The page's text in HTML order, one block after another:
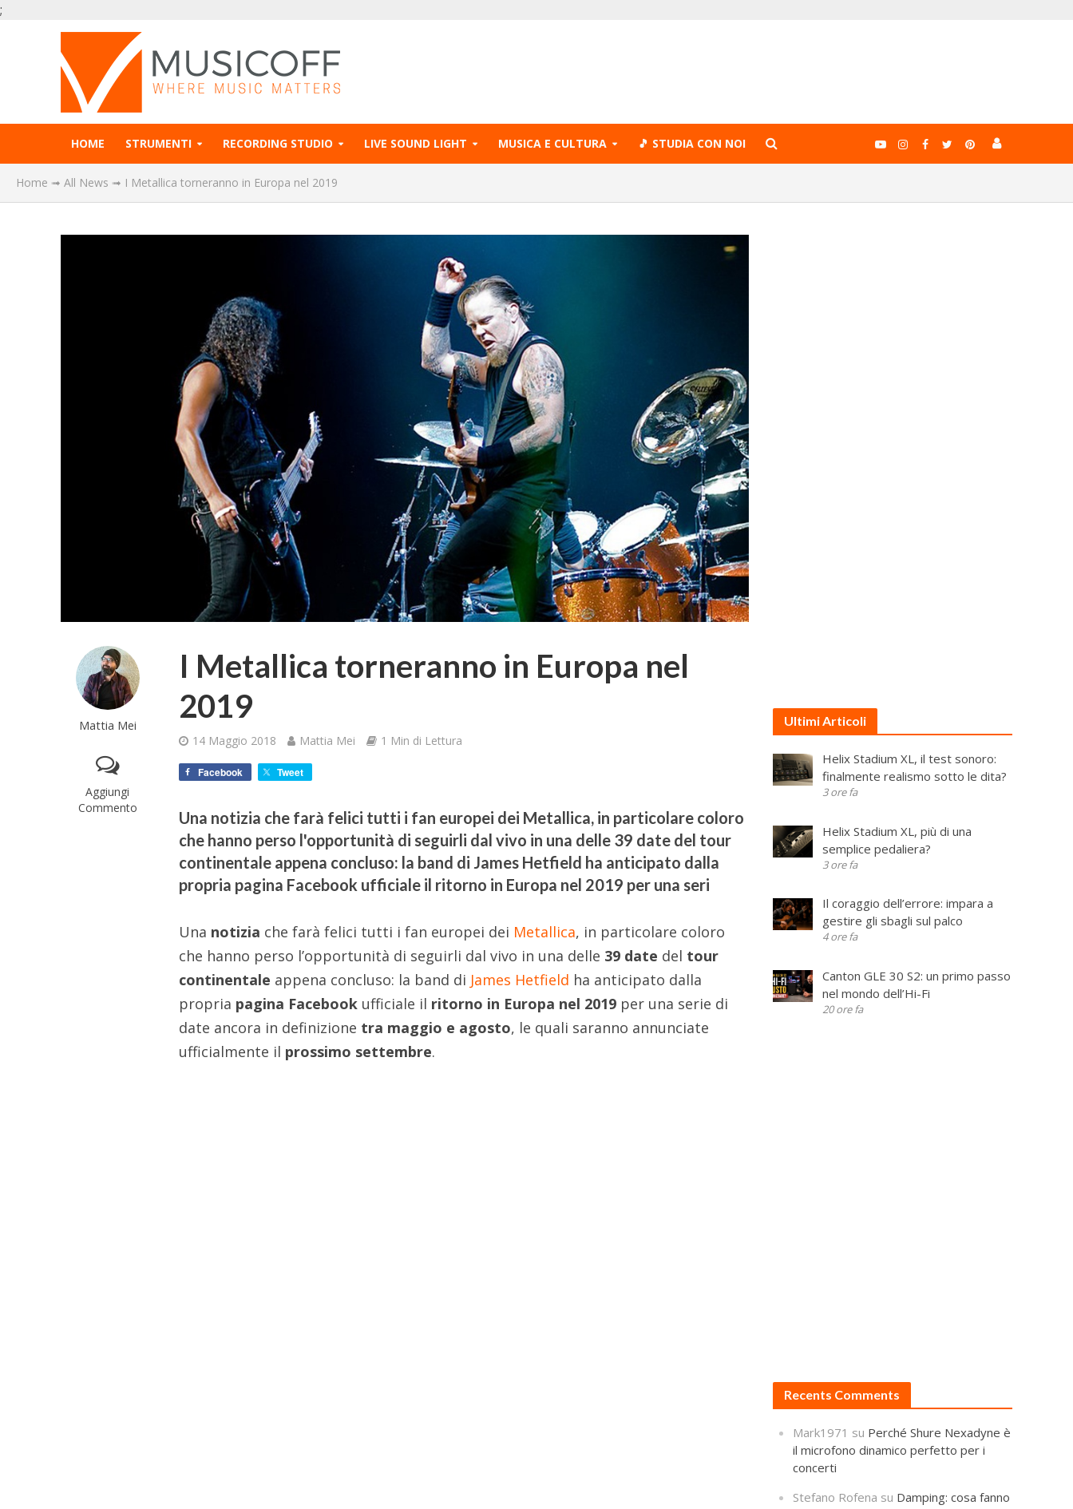
;
HOME STRUMENTI RECORDING STUDIO LIVE SOUND LIGHT MUSICA E CULTURA 🎵 STUDIA CON NOI
Home ➟ All News ➟ I Metallica torneranno in Europa nel 2019
Mattia Mei
Aggiungi
Commento
I Metallica torneranno in Europa nel
2019
14 Maggio 2018 Mattia Mei 1 Min di Lettura
Facebook Tweet
Una notizia che farà felici tutti i fan europei dei Metallica, in particolare coloro
che hanno perso l'opportunità di seguirli dal vivo in una delle 39 date del tour
continentale appena concluso: la band di James Hetfield ha anticipato dalla
propria pagina Facebook ufficiale il ritorno in Europa nel 2019 per una seri
Una notizia che farà felici tutti i fan europei dei Metallica, in particolare coloro
che hanno perso l’opportunità di seguirli dal vivo in una delle 39 date del tour
continentale appena concluso: la band di James Hetfield ha anticipato dalla
propria pagina Facebook ufficiale il ritorno in Europa nel 2019 per una serie di
date ancora in definizione tra maggio e agosto, le quali saranno annunciate
ufficialmente il prossimo settembre.
Ultimi Articoli
Helix Stadium XL, il test sonoro:
finalmente realismo sotto le dita?
3 ore fa
Helix Stadium XL, più di una
semplice pedaliera?
3 ore fa
Il coraggio dell’errore: impara a
gestire gli sbagli sul palco
4 ore fa
Canton GLE 30 S2: un primo passo
nel mondo dell’Hi-Fi
20 ore fa
Recents Comments
Mark1971 su Perché Shure Nexadyne è
il microfono dinamico perfetto per i
concerti
Stefano Rofena su Damping: cosa fanno